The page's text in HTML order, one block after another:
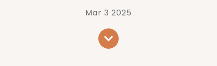
Mar 3 2025